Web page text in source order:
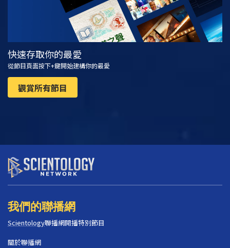
快速存取你的最愛
從節目頁面按下+鍵開始建構你的最愛
觀賞所有節目
我們的聯播網
Scientology聯播網開播特別節目
關於聯播網